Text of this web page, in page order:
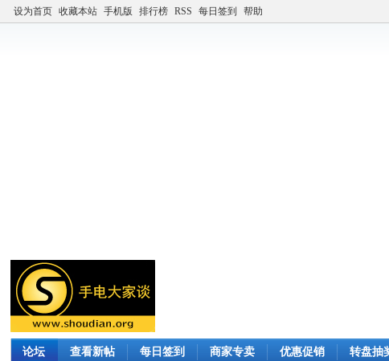
设为首页 收藏本站 手机版 排行榜 RSS 每日签到 帮助
论坛 查看新帖 每日签到 商家专卖 优惠促销 转盘抽